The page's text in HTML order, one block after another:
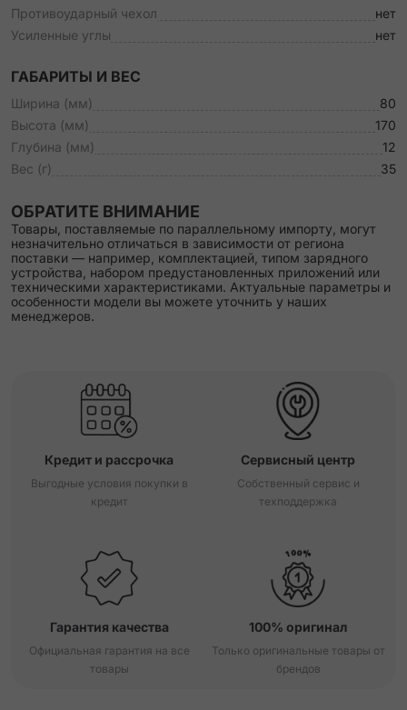
Противоударный чехол
нет
Усиленные углы
нет
ГАБАРИТЫ И ВЕС
Ширина (мм)
80
Высота (мм)
170
Глубина (мм)
12
Вес (г)
35
ОБРАТИТЕ ВНИМАНИЕ
Товары, поставляемые по параллельному импорту, могут
незначительно отличаться в зависимости от региона
поставки — например, комплектацией, типом зарядного
устройства, набором предустановленных приложений или
техническими характеристиками. Актуальные параметры и
особенности модели вы можете уточнить у наших
менеджеров.
Кредит и рассрочка
Выгодные условия покупки в
кредит
Сервисный центр
Собственный сервис и
техподдержка
Гарантия качества
Официальная гарантия на все
товары
100% оригинал
Только оригинальные товары от
брендов